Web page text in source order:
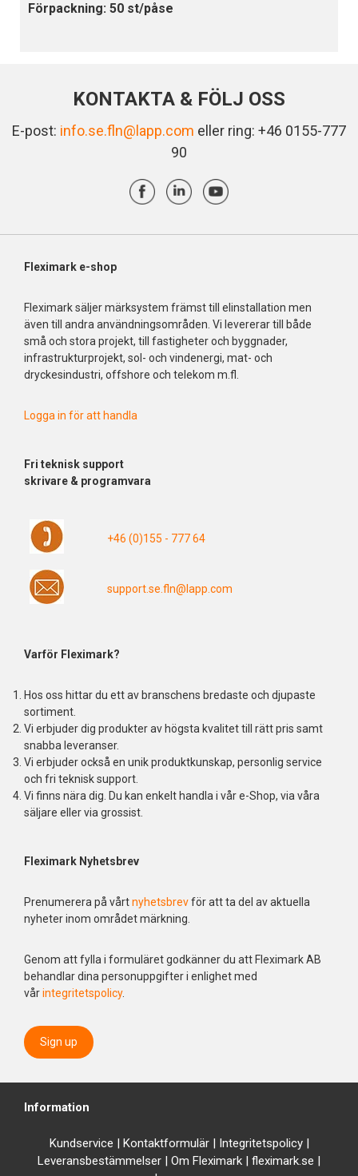
Förpackning: 50 st/påse
KONTAKTA & FÖLJ OSS
E-post: info.se.fln@lapp.com eller ring: +46 0155-777
90
Fleximark e-shop
Fleximark säljer märksystem främst till elinstallation men
även till andra användningsområden. Vi levererar till både
små och stora projekt, till fastigheter och byggnader,
infrastrukturprojekt, sol- och vindenergi, mat- och
dryckesindustri, offshore och telekom m.fl.
Logga in för att handla
Fri teknisk support
skrivare & programvara
+46 (0)155 - 777 64
support.se.fln@lapp.com
Varför Fleximark?
Hos oss hittar du ett av branschens bredaste och djupaste
sortiment.
Vi erbjuder dig produkter av högsta kvalitet till rätt pris samt
snabba leveranser.
Vi erbjuder också en unik produktkunskap, personlig service
och fri teknisk support.
Vi finns nära dig. Du kan enkelt handla i vår e-Shop, via våra
säljare eller via grossist.
Fleximark Nyhetsbrev
Prenumerera på vårtnyhetsbrevför att ta del av aktuella
nyheter inom området märkning.
Genom att fylla i formuläret godkänner du att Fleximark AB
behandlar dina personuppgifter i enlighet med
vårintegritetspolicy.
Sign up
Information
Kundservice | Kontaktformulär| Integritetspolicy|
Leveransbestämmelser | Om Fleximark | fleximark.se |